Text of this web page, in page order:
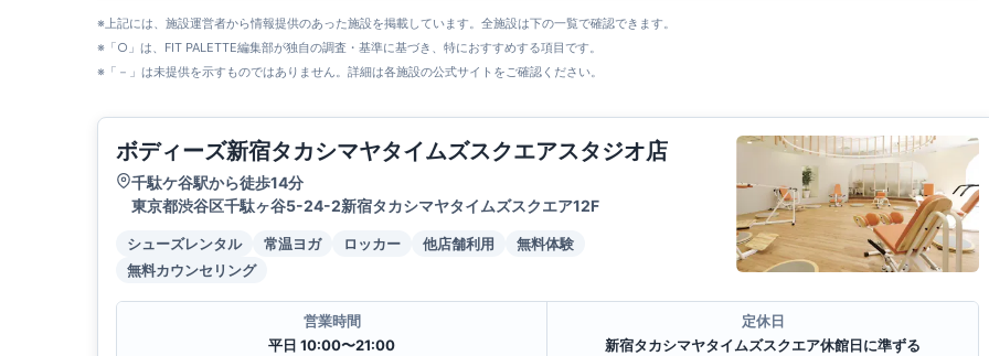
※上記には、施設運営者から情報提供のあった施設を掲載しています。全施設は下の一覧で確認できます。
※「○」は、FIT PALETTE編集部が独自の調査・基準に基づき、特におすすめする項目です。
※「－」は未提供を示すものではありません。詳細は各施設の公式サイトをご確認ください。
ボディーズ新宿タカシマヤタイムズスクエアスタジオ店
千駄ケ谷駅から徒歩14分
東京都渋谷区千駄ヶ谷5-24-2新宿タカシマヤタイムズスクエア12F
シューズレンタル 常温ヨガ ロッカー 他店舗利用
無料体験
無料カウンセリング
営業時間
平日 10:00〜21:00
定休日
新宿タカシマヤタイムズスクエア休館日に準ずる